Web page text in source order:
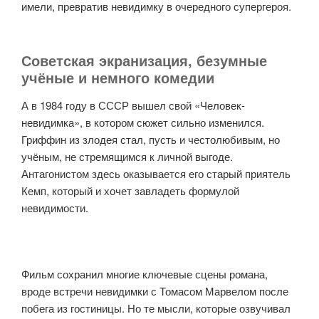
имели, превратив невидимку в очередного супергероя.
Советская экранизация, безумные
учёные и немного комедии
А в 1984 году в СССР вышел свой «Человек-
невидимка», в котором сюжет сильно изменился.
Гриффин из злодея стал, пусть и честолюбивым, но
учёным, не стремящимся к личной выгоде.
Антагонистом здесь оказывается его старый приятель
Кемп, который и хочет завладеть формулой
невидимости.
Фильм сохранил многие ключевые сцены романа,
вроде встречи невидимки с Томасом Марвелом после
побега из гостиницы. Но те мысли, которые озвучивал